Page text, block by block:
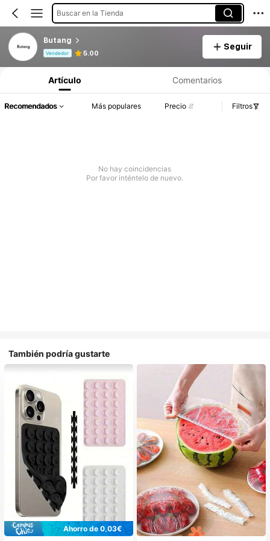
Buscar en la Tienda
Butang
Vendedor 5.00
Seguir
Artículo Comentarios
Recomendados Más populares Precio Filtros
No hay coincidencias
Por favor inténtelo de nuevo.
También podría gustarte
Ahorro de 0,03€